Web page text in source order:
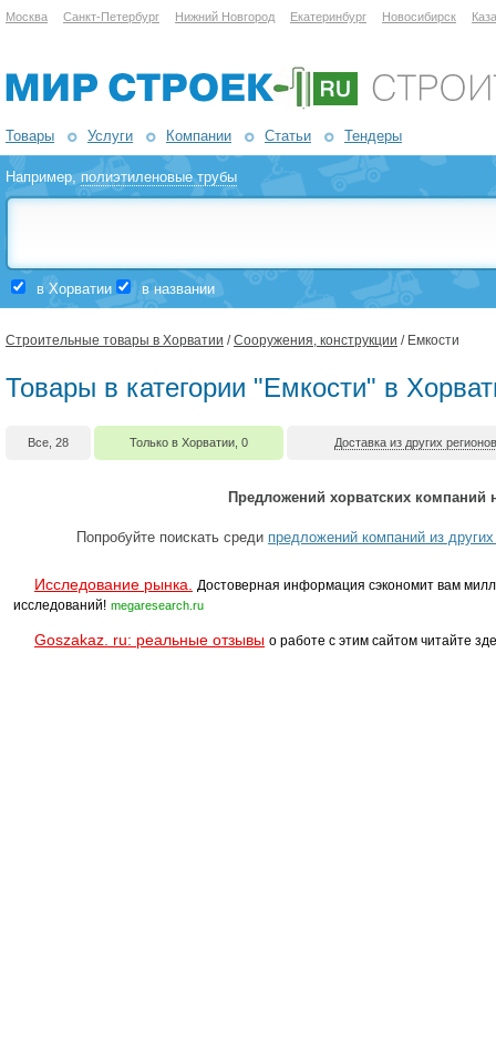
Москва Санкт-Петербург Нижний Новгород Екатеринбург Новосибирск
Товары Услуги Компании Статьи Тендеры
Например,полиэтиленовые трубы
в Хорватии в названии
Строительные товары в Хорватии /Сооружения, конструкции / Емкости
Товары в категории "Емкости" в
Все, 28 Только в Хорватии, 0 Доставка из других
Предложений хорватских компаний
Попробуйте поискать среди предложений компаний из
Исследование рынка.
Достоверная информация сэкономит вам
исследований! megaresearch.ru
Goszakaz. ru: реальные отзывы о работе с этим сайтом читайте